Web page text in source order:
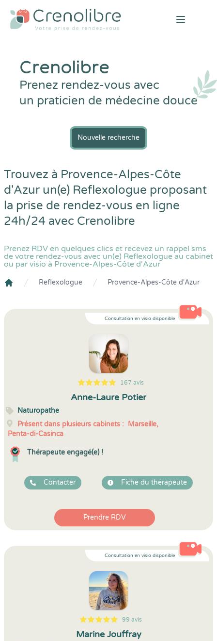
Open
Crenolibre
Prenez rendez-vous avec
un praticien de médecine douce
Nouvelle recherche
Trouvez à Provence-Alpes-Côte
d'Azur un(e) Reflexologue proposant
la prise de rendez-vous en ligne
24h/24 avec Crenolibre
Prenez RDV en quelques clics et recevez un rappel sms
de votre rendez-vous avec un(e) Reflexologue au cabinet
ou par visio à Provence-Alpes-Côte d'Azur
Reflexologue Provence-Alpes-Côte d'Azur
Consultation en visio disponible
5
1
5
167 167 avis
Anne-Laure Potier
Naturopathe
Présent dans plusieurs cabinets : Marseille,
Penta-di-Casinca
Thérapeute engagé(e) !
Contacter Fiche du thérapeute
Prendre RDV
Consultation en visio disponible
5
1
5
99 99 avis
Marine Jouffray